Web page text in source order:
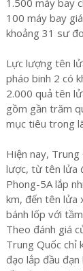
1.500 máy bay
100 máy bay
khoảng 31 sư
Lực lượng tên
pháo binh 2 có
2.000 quả tên
gồm gần trăm
mục tiêu trong
Hiện nay,
lược, từ tên lửa
Phong-5A lắp
km, đến tên lửa
bánh lốp với
Theo đánh giá
Trung Quốc chỉ
đạo lắp đầu